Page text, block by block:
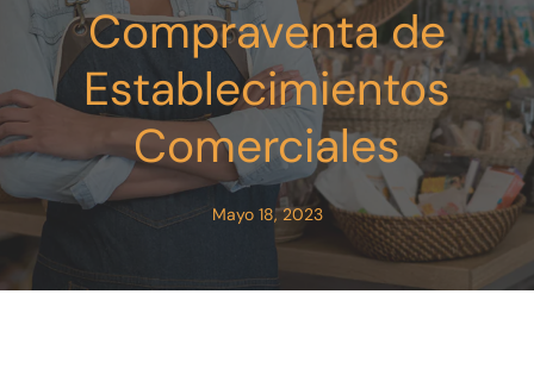
Compraventa de
Establecimientos
Comerciales
Mayo 18, 2023